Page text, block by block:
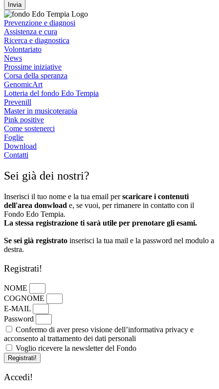
Invia
Prevenzione e diagnosi
Assistenza e cura
Ricerca e diagnostica
Volontariato
News
Prossime iniziative
Corsa della speranza
GenomicArt
Lotteria del fondo Edo Tempia
Prevenill
Master in musicoterapia
Pink positive
Come sostenerci
Foglie
Download
Contatti
Sei già dei nostri?
Inserisci il tuo nome e la tua email perscaricare i contenuti
dell'area donwload e, se vuoi, per rimanere in contatto con il
Fondo Edo Tempia.
La stessa registrazione ti sarà utile per prenotare gli esami.
Se sei già registrato inserisci la tua mail e la password nel modulo a
destra.
Registrati!
NOME
COGNOME
E-MAIL
Password
Confermo di aver preso visione dell’informativa privacy e
acconsento al trattamento dei dati personali
Voglio ricevere la newsletter del Fondo
Registrati!
Accedi!